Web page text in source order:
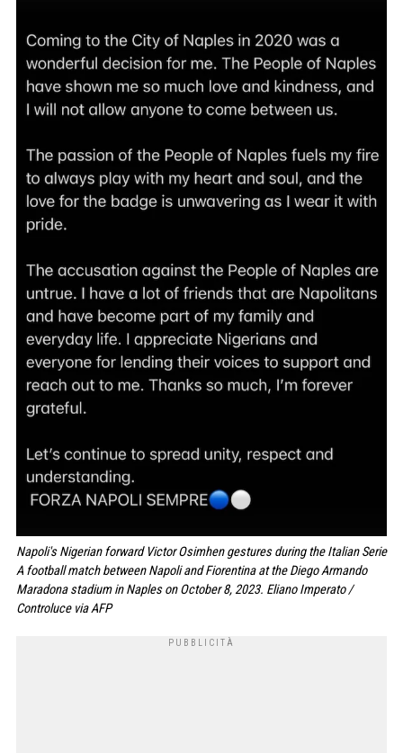
Napoli's Nigerian forward Victor Osimhen gestures during the Italian Serie
A football match between Napoli and Fiorentina at the Diego Armando
Maradona stadium in Naples on October 8, 2023. Eliano Imperato /
Controluce via AFP